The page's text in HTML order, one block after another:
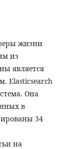
жизни
из
является
Elasticsearch
Она
в
34
на